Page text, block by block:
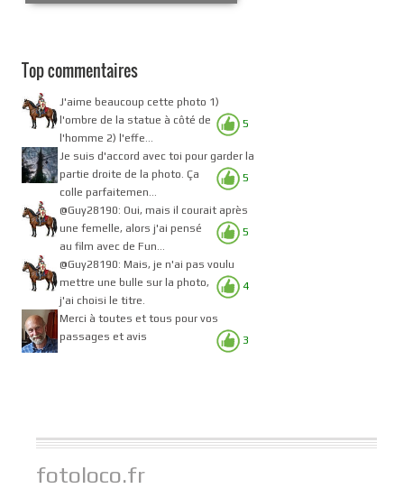
Top commentaires
5
J'aime beaucoup cette photo 1)
l'ombre de la statue à côté de
l'homme 2) l'effe...
5
Je suis d'accord avec toi pour garder la
partie droite de la photo. Ça
colle parfaitemen...
5
@Guy28190: Oui, mais il courait après
une femelle, alors j'ai pensé
au film avec de Fun...
4
@Guy28190: Mais, je n'ai pas voulu
mettre une bulle sur la photo,
j'ai choisi le titre.
3
Merci à toutes et tous pour vos
passages et avis
fotoloco.fr